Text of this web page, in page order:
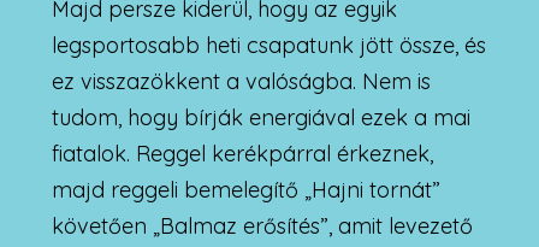
Majd persze kiderül, hogy az egyik
legsportosabb heti csapatunk jött össze, és
ez visszazökkent a valóságba. Nem is
tudom, hogy bírják energiával ezek a mai
fiatalok. Reggel kerékpárral érkeznek,
majd reggeli bemelegítő „Hajni tornát”
követően „Balmaz erősítés”, amit levezető